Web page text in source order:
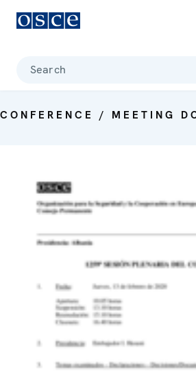
Search
CONFERENCE / MEETING